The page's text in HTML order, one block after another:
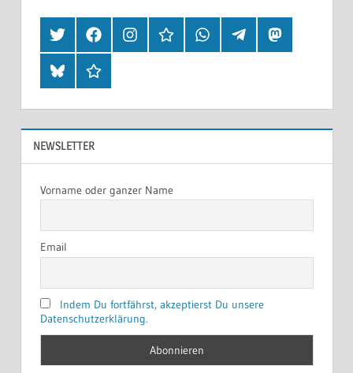
TwitterFacebookInstagramHearthisWhatsappTelegramMastodon
BlueskyThreads
NEWSLETTER
Vorname oder ganzer Name
Email
Indem Du fortfährst, akzeptierst Du unsere
Datenschutzerklärung.